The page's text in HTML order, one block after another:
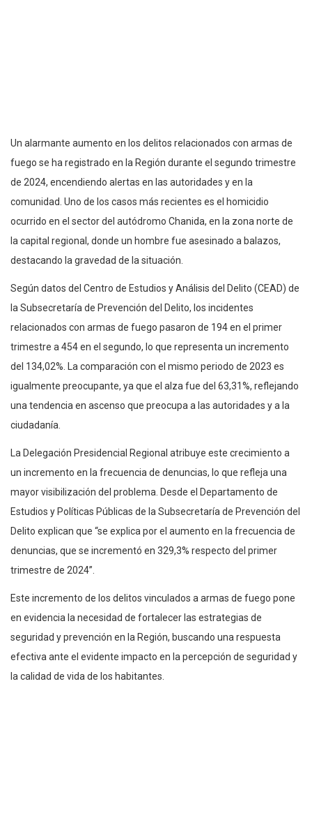
Un alarmante aumento en los delitos relacionados con armas de
fuego se ha registrado en la Región durante el segundo trimestre
de 2024, encendiendo alertas en las autoridades y en la
comunidad. Uno de los casos más recientes es el homicidio
ocurrido en el sector del autódromo Chanida, en la zona norte de
la capital regional, donde un hombre fue asesinado a balazos,
destacando la gravedad de la situación.
Según datos del Centro de Estudios y Análisis del Delito (CEAD) de
la Subsecretaría de Prevención del Delito, los incidentes
relacionados con armas de fuego pasaron de 194 en el primer
trimestre a 454 en el segundo, lo que representa un incremento
del 134,02%. La comparación con el mismo periodo de 2023 es
igualmente preocupante, ya que el alza fue del 63,31%, reflejando
una tendencia en ascenso que preocupa a las autoridades y a la
ciudadanía.
La Delegación Presidencial Regional atribuye este crecimiento a
un incremento en la frecuencia de denuncias, lo que refleja una
mayor visibilización del problema. Desde el Departamento de
Estudios y Políticas Públicas de la Subsecretaría de Prevención del
Delito explican que “se explica por el aumento en la frecuencia de
denuncias, que se incrementó en 329,3% respecto del primer
trimestre de 2024”.
Este incremento de los delitos vinculados a armas de fuego pone
en evidencia la necesidad de fortalecer las estrategias de
seguridad y prevención en la Región, buscando una respuesta
efectiva ante el evidente impacto en la percepción de seguridad y
la calidad de vida de los habitantes.